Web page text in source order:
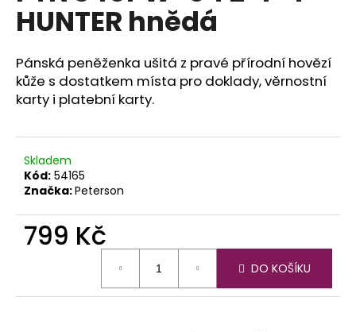
HUNTER hnědá
Pánská peněženka ušitá z pravé přírodní hovězí
kůže s dostatkem místa pro doklady, věrnostní
karty i platební karty.
Skladem
Kód: 54165
Značka:Peterson
799 Kč
DO KOŠÍKU
u
č
j
e
m